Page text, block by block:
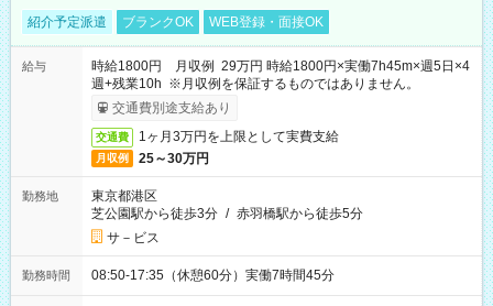
紹介予定派遣 ブランクOK WEB登録・面接OK
給与
時給1800円 月収例 29万円 時給1800円×実働7h45m×週5日×4
週+残業10h ※月収例を保証するものではありません。
交通費別途支給あり
交通費 1ヶ月3万円を上限として実費支給
月収例 25～30万円
勤務地
東京都港区
芝公園駅から徒歩3分 / 赤羽橋駅から徒歩5分
サ－ビス
勤務時間 08:50-17:35（休憩60分）実働7時間45分